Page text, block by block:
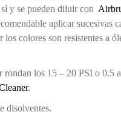
y se pueden diluir con
aplicar sucesivas
colores son resistentes a
rondan los 15 – 20 PSI o 0.5
.
disolventes.